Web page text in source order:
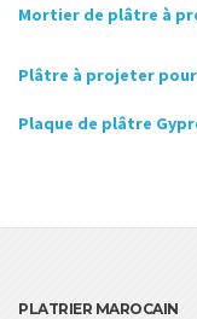
Mortier de plâtre à
Plâtre à projeter
Plaque de plâtre
PLATRIER MAROCAIN